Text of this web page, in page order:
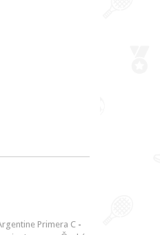
Primera C -